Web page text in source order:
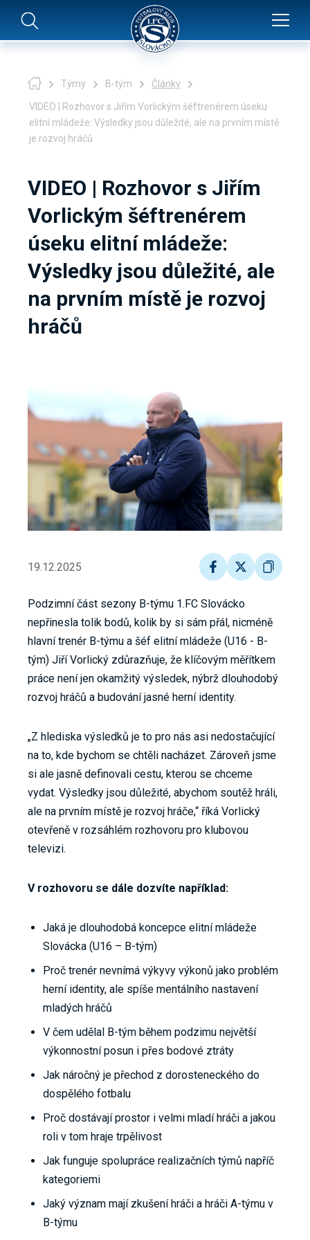
Týmy B-tým Články
VIDEO | Rozhovor s Jiřím Vorlickým šéftrenérem úseku
elitní mládeže: Výsledky jsou důležité, ale na prvním místě
je rozvoj hráčů
VIDEO | Rozhovor s Jiřím
Vorlickým šéftrenérem
úseku elitní mládeže:
Výsledky jsou důležité, ale
na prvním místě je rozvoj
hráčů
19.12.2025
Podzimní část sezony B-týmu 1.FC Slovácko
nepřinesla tolik bodů, kolik by si sám přál, nicméně
hlavní trenér B-týmu a šéf elitní mládeže (U16 - B-
tým) Jiří Vorlický zdůrazňuje, že klíčovým měřítkem
práce není jen okamžitý výsledek, nýbrž dlouhodobý
rozvoj hráčů a budování jasné herní identity.
„Z hlediska výsledků je to pro nás asi nedostačující
na to, kde bychom se chtěli nacházet. Zároveň jsme
si ale jasně definovali cestu, kterou se chceme
vydat. Výsledky jsou důležité, abychom soutěž hráli,
ale na prvním místě je rozvoj hráče,“ říká Vorlický
otevřeně v rozsáhlém rozhovoru pro klubovou
televizi.
V rozhovoru se dále dozvíte například:
Jaká je dlouhodobá koncepce elitní mládeže
Slovácka (U16 – B-tým)
Proč trenér nevnímá výkyvy výkonů jako problém
herní identity, ale spíše mentálního nastavení
mladých hráčů
V čem udělal B-tým během podzimu největší
výkonnostní posun i přes bodové ztráty
Jak náročný je přechod z dorosteneckého do
dospělého fotbalu
Proč dostávají prostor i velmi mladí hráči a jakou
roli v tom hraje trpělivost
Jak funguje spolupráce realizačních týmů napříč
kategoriemi
Jaký význam mají zkušení hráči a hráči A-týmu v
B-týmu